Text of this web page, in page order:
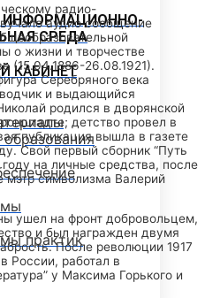
ИНФОРМАЦИОННО-
СРЕДА
КАБИНЕТ
практик
радио-
аудио сообщение
о жизни и творчестве
(15.04.1886-26.08.1921).
Серебряного века
и выдающийся
родился в дворянской
детство провел в
публикация вышла в газете
Свой первый сборник “Путь
на личные средства, после
мэтр символизма Валерий
ушел на фронт добровольцем,
и был награжден двумя
После революции 1917
России, работал в
у Максима Горького и